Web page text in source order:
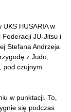
UKS HUSARIA w
Federacji JU-Jitsu i
Stefana Andrzeja
z Judo,
pod czujnym
w punktacji. To,
się podczas